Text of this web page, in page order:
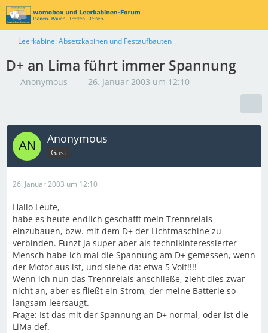
Leerkabine: Absetzkabinen und Festaufbauten
D+ an Lima führt immer Spannung
Anonymous 26. Januar 2003 um 12:10
Anonymous
Gast
26. Januar 2003 um 12:10
Hallo Leute,
habe es heute endlich geschafft mein Trennrelais
einzubauen, bzw. mit dem D+ der Lichtmaschine zu
verbinden. Funzt ja super aber als technikinteressierter
Mensch habe ich mal die Spannung am D+ gemessen, wenn
der Motor aus ist, und siehe da: etwa 5 Volt!!!!
Wenn ich nun das Trennrelais anschließe, zieht dies zwar
nicht an, aber es fließt ein Strom, der meine Batterie so
langsam leersaugt.
Frage: Ist das mit der Spannung an D+ normal, oder ist die
LiMa def.